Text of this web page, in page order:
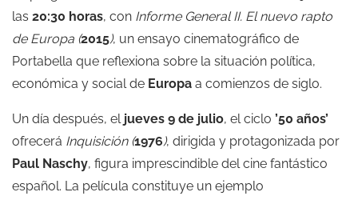
las 20:30 horas, con Informe General II. El nuevo rapto
de Europa (2015), un ensayo cinematográfico de
Portabella que reflexiona sobre la situación política,
económica y social de Europa a comienzos de siglo.
Un día después, el jueves 9 de julio, el ciclo ’50 años’
ofrecerá Inquisición (1976), dirigida y protagonizada por
Paul Naschy, figura imprescindible del cine fantástico
español. La película constituye un ejemplo